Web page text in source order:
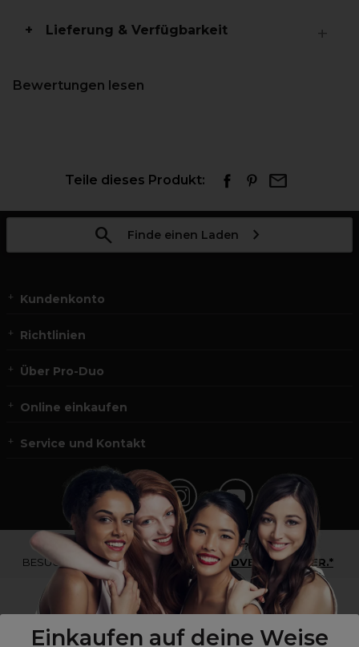
Einkaufen auf deine Weise
Lieferung & Verfügbarkeit
Bewertungen lesen
Teile dieses Produkt:
Finde einen Laden
Kundenkonto
Richtlinien
Über Pro-Duo
Online einkaufen
Service und Kontakt
*Du bist kein Profikunde?
BESUCHE
UNSERE WEBSEITE FÜR ENDVERBRAUCHER.*